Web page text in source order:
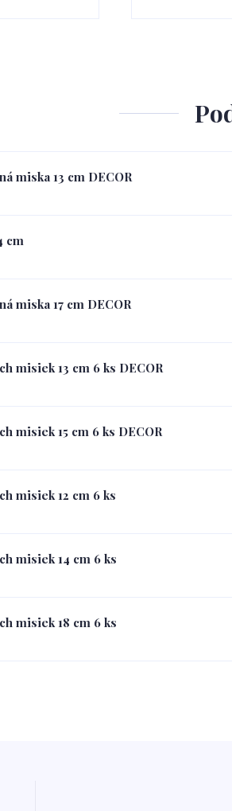
miska 13 cm DECOR
cm
miska 17 cm DECOR
misiek 13 cm 6 ks DECOR
misiek 15 cm 6 ks DECOR
misiek 12 cm 6 ks
misiek 14 cm 6 ks
misiek 18 cm 6 ks